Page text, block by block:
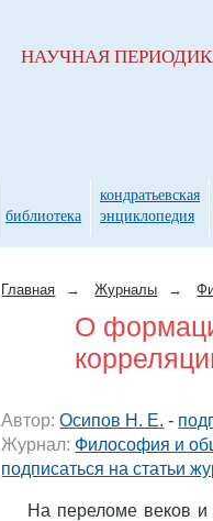
Главная → Журналы →
О
Автор: Осипов Н. Е. -
Журнал: Философия и
подписаться на статьи
На переломе веков и
НАУЧНАЯ
библиотека
кондратьевская
энциклопедия